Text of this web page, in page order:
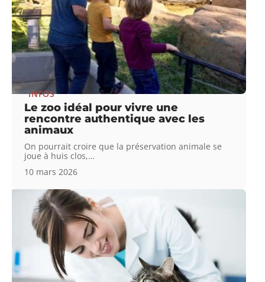
INFOS
Le zoo idéal pour vivre une
rencontre authentique avec les
animaux
On pourrait croire que la préservation animale se
joue à huis clos,…
10 mars 2026